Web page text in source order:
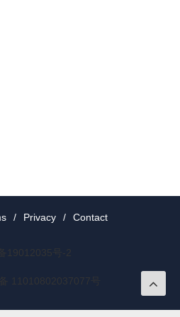
/ Privacy / Contact
19012035号-2
备 11010802037077号